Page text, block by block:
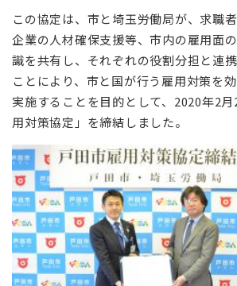
この協定は、市と埼玉労働局が、求職
企業の人材確保支援等、市内の雇用面
識を共有し、それぞれの役割分担と連
ことにより、市と国が行う雇用対策を
実施することを目的として、2020年2
用対策協定」を締結しました。